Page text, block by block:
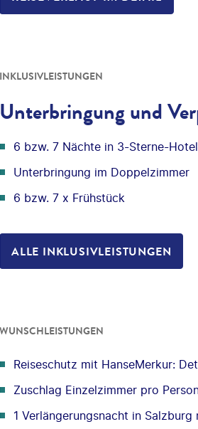
INKLUSIVLEISTUNGEN
Unterbringung und
6 bzw. 7 Nächte in 3-Sterne-
Unterbringung im Doppelzimmer
6 bzw. 7 x Frühstück
ALLE INKLUSIVLEISTUNGEN
WUNSCHLEISTUNGEN
Reiseschutz mit HanseMerkur:
Zuschlag Einzelzimmer pro
1 Verlängerungsnacht in